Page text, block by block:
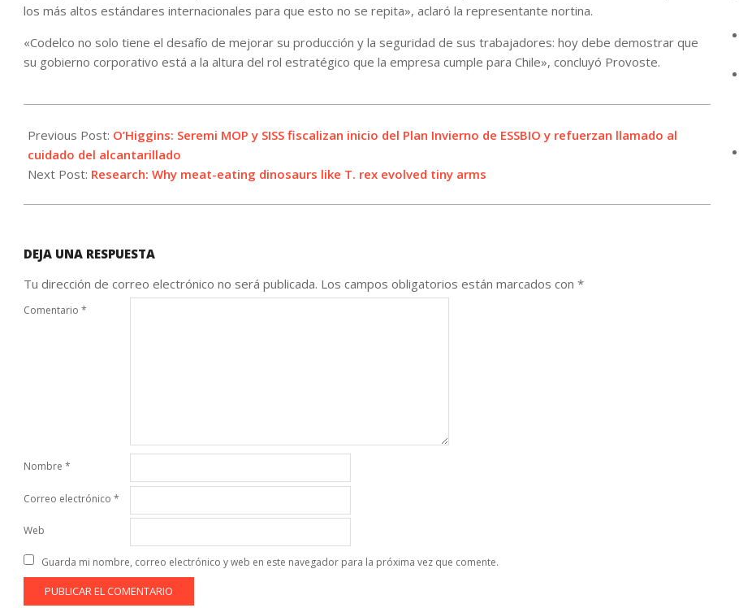
los más altos estándares internacionales para que esto no se repita», aclaró la representante nortina.
«Codelco no solo tiene el desafío de mejorar su producción y la seguridad de sus trabajadores: hoy debe demostrar que
su gobierno corporativo está a la altura del rol estratégico que la empresa cumple para Chile», concluyó Provoste.
05-
22
Previous Post: O’Higgins: Seremi MOP y SISS fiscalizan inicio del Plan Invierno de ESSBIO y refuerzan llamado al
cuidado del alcantarillado
Next Post: Research: Why meat-eating dinosaurs like T. rex evolved tiny arms
DEJA UNA RESPUESTA
Tu dirección de correo electrónico no será publicada. Los campos obligatorios están marcados con *
Comentario *
Nombre *
Correo electrónico *
Web
Guarda mi nombre, correo electrónico y web en este navegador para la próxima vez que comente.